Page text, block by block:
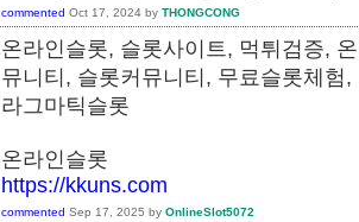
commented Oct 17, 2024 by THONGCONG
온라인슬롯, 슬롯사이트, 먹튀검증,
뮤니티, 슬롯커뮤니티, 무료슬롯체험
라그마틱슬롯
온라인슬롯
https://kkuns.com
commented Sep 17, 2025 by OnlineSlot5072